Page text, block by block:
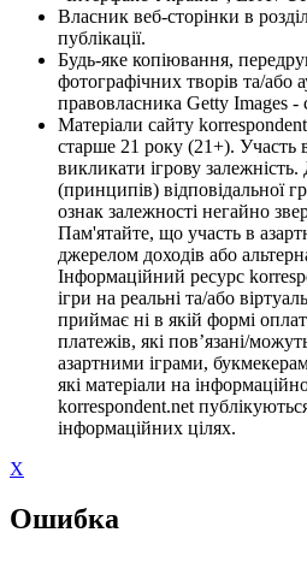
Власник веб-сторінки в
публікації.
Будь-яке копіювання,
фотографічних творів та/або
правовласника Getty Images -
Матеріали сайту
старше 21 року (21+). Участь
викликати ігрову
(принципів) відповідальної
ознак залежності негайно
Пам'ятайте, що участь в
джерелом доходів або
Інформаційний ресурс
ігри на реальні та/або
приймає ні в якій формі
платежів, які пов’язані/
азартними іграми,
які матеріали на
korrespondent.net
інформаційних цілях.
X
Ошибка